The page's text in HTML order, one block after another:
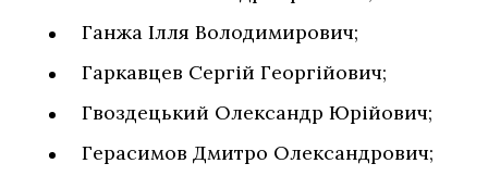
Ганжа Ілля Володимирович;
Гаркавцев Сергій Георгійович;
Гвоздецький Олександр Юрійович;
Герасимов Дмитро Олександрович;